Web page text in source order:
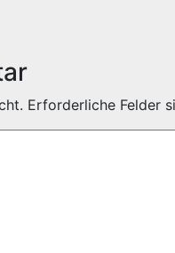
Erforderliche Felder